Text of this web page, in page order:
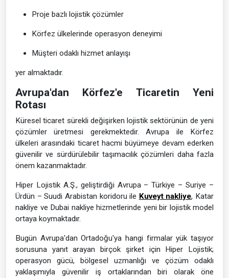
Proje bazlı lojistik çözümler
Körfez ülkelerinde operasyon deneyimi
Müşteri odaklı hizmet anlayışı
yer almaktadır.
Avrupa'dan Körfez'e Ticaretin Yeni
Rotası
Küresel ticaret sürekli değişirken lojistik sektörünün de yeni
çözümler üretmesi gerekmektedir. Avrupa ile Körfez
ülkeleri arasındaki ticaret hacmi büyümeye devam ederken
güvenilir ve sürdürülebilir taşımacılık çözümleri daha fazla
önem kazanmaktadır.
Hiper Lojistik A.Ş., geliştirdiği Avrupa – Türkiye – Suriye –
Ürdün – Suudi Arabistan koridoru ile Kuveyt nakliye, Katar
nakliye ve Dubai nakliye hizmetlerinde yeni bir lojistik model
ortaya koymaktadır.
Bugün Avrupa'dan Ortadoğu'ya hangi firmalar yük taşıyor
sorusuna yanıt arayan birçok şirket için Hiper Lojistik;
operasyon gücü, bölgesel uzmanlığı ve çözüm odaklı
yaklaşımıyla güvenilir iş ortaklarından biri olarak öne